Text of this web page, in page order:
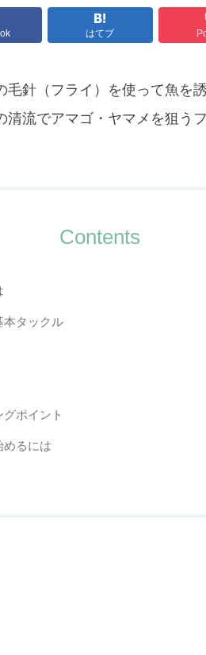
はてブ
毛針（フライ）を使って魚を
清流でアマゴ・ヤマメを狙う
Contents
本タックル
ポイント
めるには